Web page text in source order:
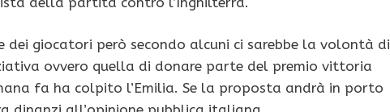
giocatori però secondo alcuni ci sarebbe la volontà di
ovvero quella di donare parte del premio vittoria
fa ha colpito l’Emilia. Se la proposta andrà in porto